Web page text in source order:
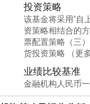
投资策略
该基金将采用“自
资策略相结合的
票配置策略（三
货投资策略 （更
业绩比较基准
金融机构人民币